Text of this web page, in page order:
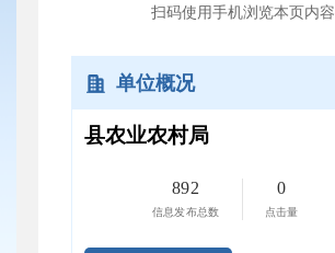
扫码使用手机浏览本页内容
单位概况
县农业农村局
892
信息发布总数
0
点击量